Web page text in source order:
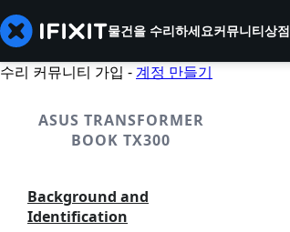
물건을 수리하세요커뮤니티상점
수리 커뮤니티 가입 -계정 만들기
ASUS TRANSFORMER
BOOK TX300
Background and
Identification